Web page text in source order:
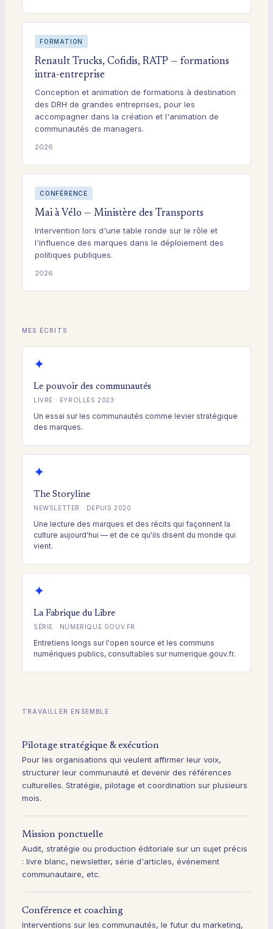
FORMATION
Renault Trucks, Cofidis, RATP — formations
intra-entreprise
Conception et animation de formations à destination
des DRH de grandes entreprises, pour les
accompagner dans la création et l'animation de
communautés de managers.
2026
CONFÉRENCE
Mai à Vélo — Ministère des Transports
Intervention lors d'une table ronde sur le rôle et
l'influence des marques dans le déploiement des
politiques publiques.
2026
MES ÉCRITS
✦
Le pouvoir des communautés
LIVRE · EYROLLES 2023
Un essai sur les communautés comme levier stratégique
des marques.
✦
The Storyline
NEWSLETTER · DEPUIS 2020
Une lecture des marques et des récits qui façonnent la
culture aujourd'hui — et de ce qu'ils disent du monde qui
vient.
✦
La Fabrique du Libre
SÉRIE · NUMERIQUE.GOUV.FR
Entretiens longs sur l'open source et les communs
numériques publics, consultables sur numerique.gouv.fr.
TRAVAILLER ENSEMBLE
Pilotage stratégique & exécution
Pour les organisations qui veulent affirmer leur voix,
structurer leur communauté et devenir des références
culturelles. Stratégie, pilotage et coordination sur plusieurs
mois.
Mission ponctuelle
Audit, stratégie ou production éditoriale sur un sujet précis
: livre blanc, newsletter, série d'articles, événement
communautaire, etc.
Conférence et coaching
Interventions sur les communautés, le futur du marketing,